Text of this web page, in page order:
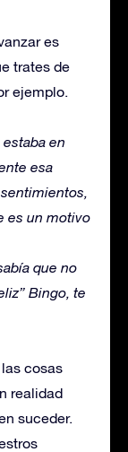
es
trates de
ejemplo.
en
esa
es un motivo
que no
Bingo, te
cosas
realidad
suceder.